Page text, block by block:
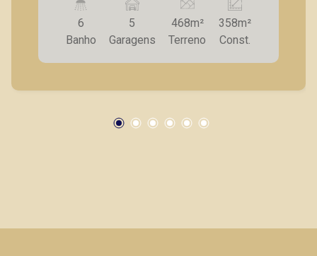
Vestuário; - Copa; - Vagas de garagens na frente
paralelas e rotativas. Salão 2 Grande: - Sala
ampla; - Jardim de inverno; - Banheiro de apoio;
- Mezanino com sala grande; - 2 Lavabos; -
com closet; - Sala para 2 ambientes; - Cozinha
6
Banho
5
Garagens
468m²
Terreno
358m²
Const.